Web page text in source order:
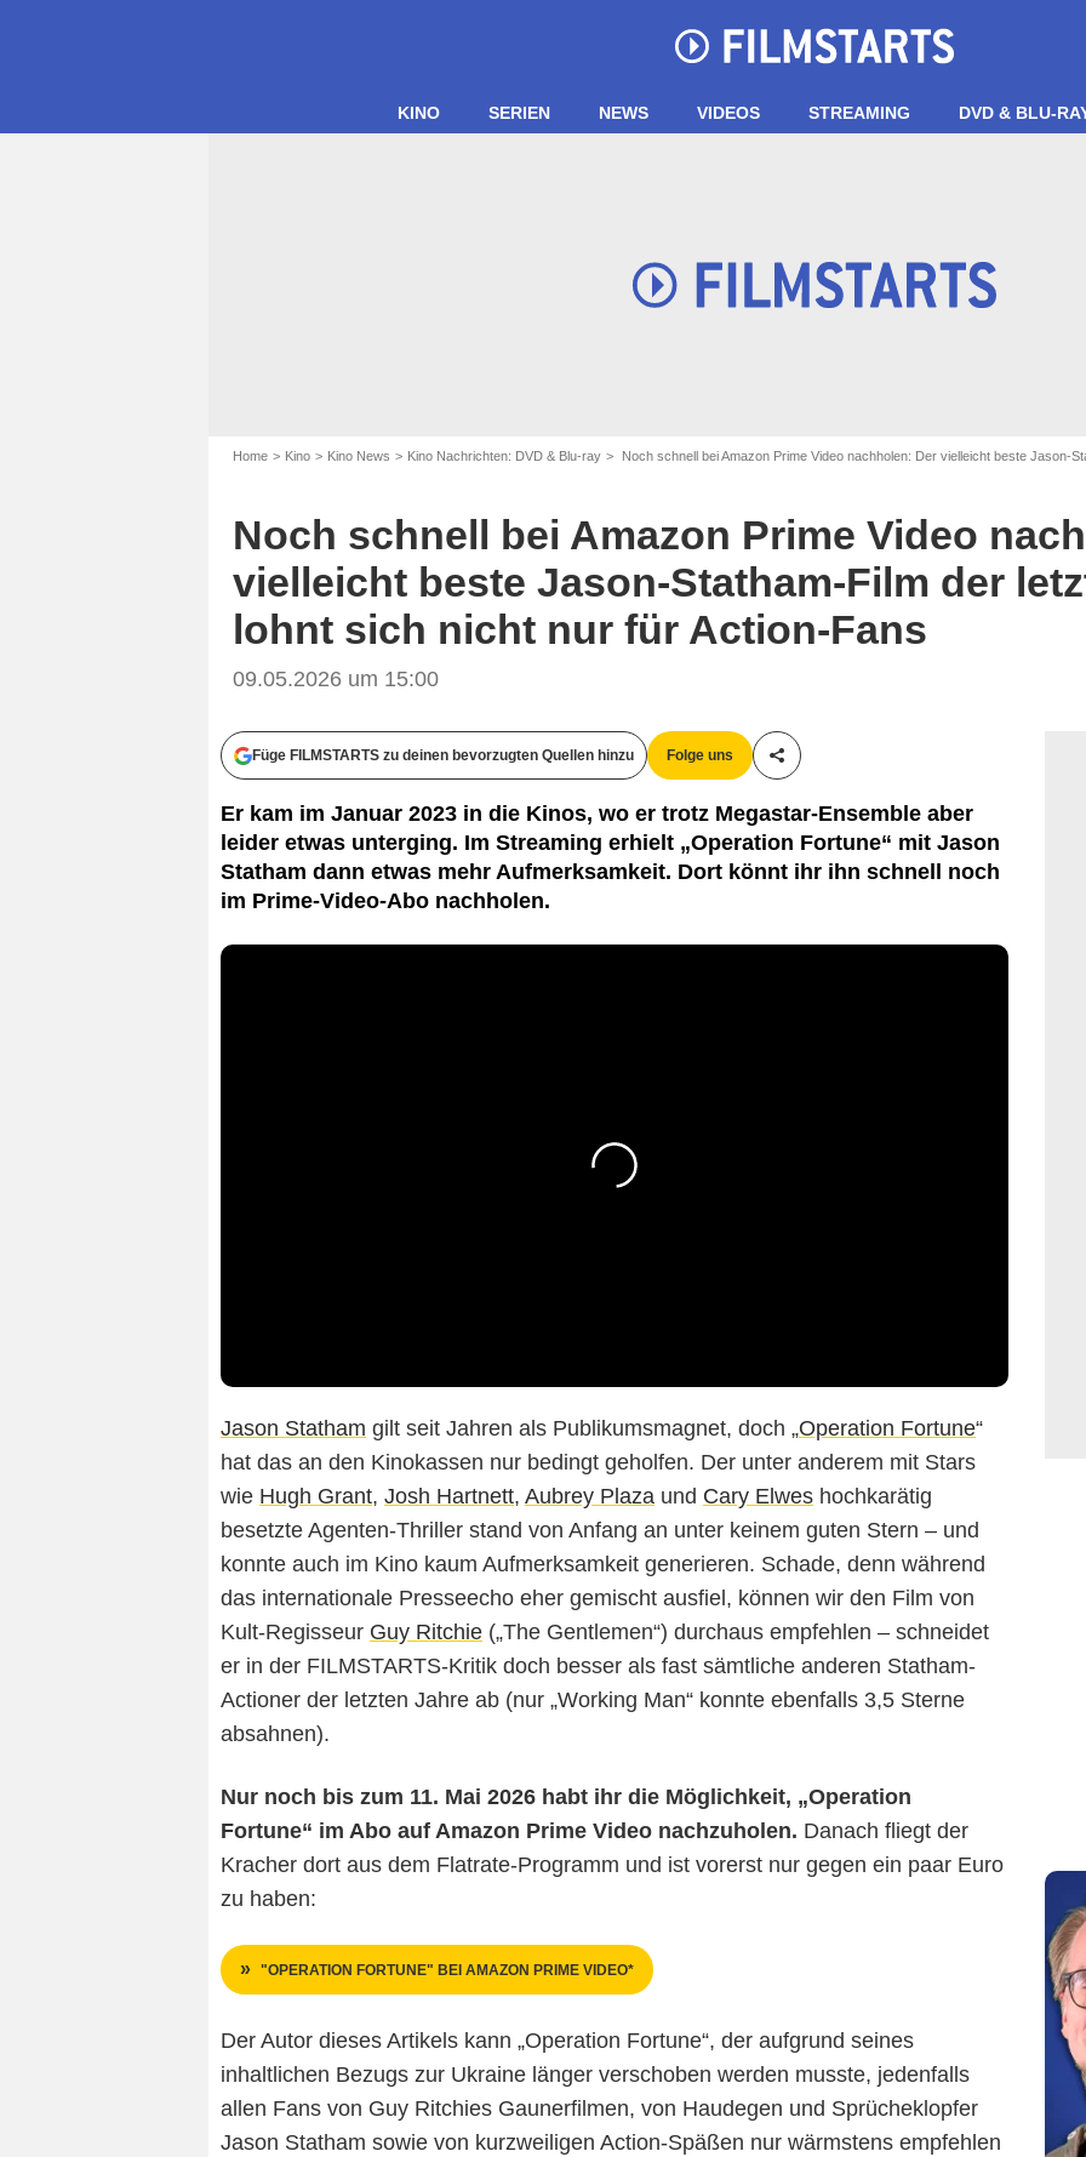
KINO SERIEN NEWS VIDEOS STREAMING DVD & BLU-
Home Kino Kino News Kino Nachrichten: DVD & Blu-ray Noch schnell bei Amazon Prime Video nachholen: Der vielleicht beste Jason-
Noch schnell bei Amazon Prime Video
vielleicht beste Jason-Statham-Film der
lohnt sich nicht nur für Action-Fans
09.05.2026 um 15:00
Füge FILMSTARTS zu deinen bevorzugten Quellen hinzu Folge uns
Teile diesen Artikel
Er kam im Januar 2023 in die Kinos, wo er trotz Megastar-Ensemble aber
leider etwas unterging. Im Streaming erhielt „Operation Fortune“ mit Jason
Statham dann etwas mehr Aufmerksamkeit. Dort könnt ihr ihn schnell noch
im Prime-Video-Abo nachholen.
Jason Statham gilt seit Jahren als Publikumsmagnet, doch „Operation Fortune“
hat das an den Kinokassen nur bedingt geholfen. Der unter anderem mit Stars
wie Hugh Grant, Josh Hartnett, Aubrey Plaza und Cary Elwes hochkarätig
besetzte Agenten-Thriller stand von Anfang an unter keinem guten Stern – und
konnte auch im Kino kaum Aufmerksamkeit generieren. Schade, denn während
das internationale Presseecho eher gemischt ausfiel, können wir den Film von
Kult-Regisseur Guy Ritchie („The Gentlemen“) durchaus empfehlen – schneidet
er in der FILMSTARTS-Kritik doch besser als fast sämtliche anderen Statham-
Actioner der letzten Jahre ab (nur „Working Man“ konnte ebenfalls 3,5 Sterne
absahnen).
Nur noch bis zum 11. Mai 2026 habt ihr die Möglichkeit, „Operation
Fortune“ im Abo auf Amazon Prime Video nachzuholen. Danach fliegt der
Kracher dort aus dem Flatrate-Programm und ist vorerst nur gegen ein paar Euro
zu haben:
"OPERATION FORTUNE" BEI AMAZON PRIME VIDEO*
Der Autor dieses Artikels kann „Operation Fortune“, der aufgrund seines
inhaltlichen Bezugs zur Ukraine länger verschoben werden musste, jedenfalls
allen Fans von Guy Ritchies Gaunerfilmen, von Haudegen und Sprücheklopfer
Jason Statham sowie von kurzweiligen Action-Späßen nur wärmstens empfehlen